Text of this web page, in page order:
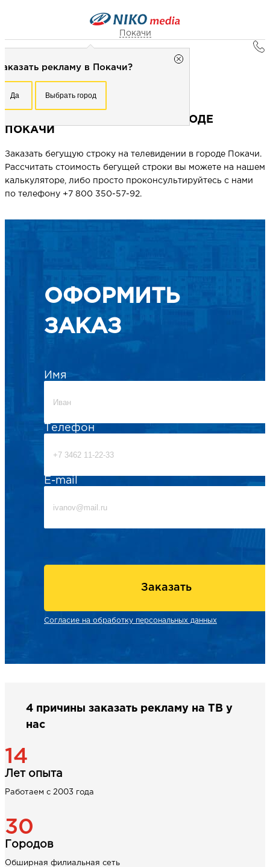
Покачи
рекламу в Покачи?
Да Выбрать город
Покачи
Заказать рекламу в Покачи?
Перезвоните мне
Выберите свой город
НАПИСАТЬ НАМ
Реклама в городах
БЕГУЩАЯ СТРОКА НА ТВ В ГОРОДЕ
ПОКАЧИ
Заказать бегущую строку на телевидении в городе Покачи.
Рассчитать стоимость бегущей строки вы можете на нашем
калькуляторе, либо просто проконсультируйтесь с нами
по телефону +7 800 350-57-92.
ОФОРМИТЬ
ЗАКАЗ
Имя
Телефон
E-mail
Заказать
Согласие на обработку персональных данных
4 причины заказать рекламу на ТВ у
нас
14
Лет опыта
Работаем с 2003 года
30
Городов
Обширная филиальная сеть